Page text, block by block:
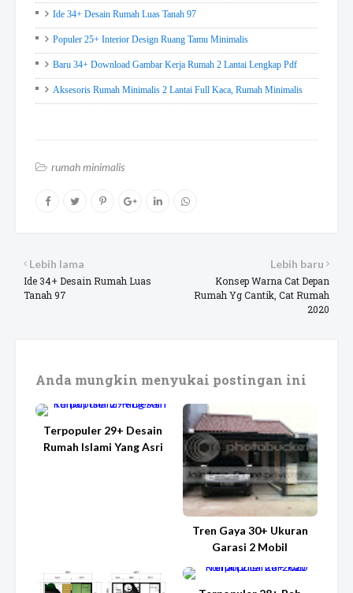
Ide 34+ Desain Rumah Luas Tanah 97
Populer 25+ Interior Design Ruang Tamu Minimalis
Baru 34+ Download Gambar Kerja Rumah 2 Lantai Lengkap Pdf
Aksesoris Rumah Minimalis 2 Lantai Full Kaca, Rumah Minimalis
rumah minimalis
Lebih baru
Konsep Warna Cat Depan
Rumah Yg Cantik, Cat Rumah
2020
Lebih lama
Ide 34+ Desain Rumah Luas
Tanah 97
Anda mungkin menyukai postingan ini
Terpopuler 29+ Desain
Rumah Islami Yang Asri
Tren Gaya 30+ Ukuran
Garasi 2 Mobil